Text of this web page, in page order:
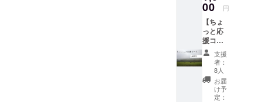
00 円
【ちょ
っと応
援コー
ス！】
心を込
めて
Thanks
Mailを
送らせ
支援
者：
8人
お届
け予
定：